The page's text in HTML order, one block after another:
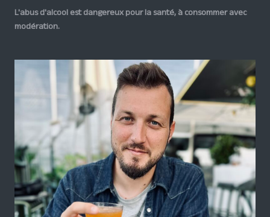
L'abus d'alcool est dangereux pour la santé, à consommer avec
modération.